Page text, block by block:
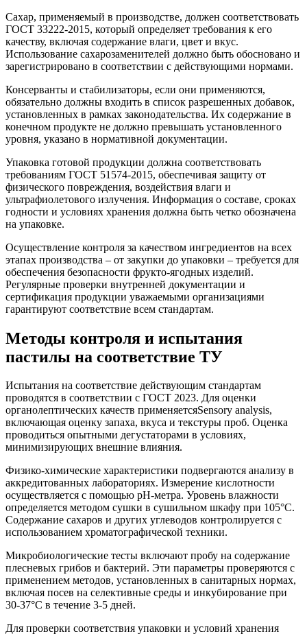
Сахар, применяемый в производстве, должен соответствовать
ГОСТ 33222-2015, который определяет требования к его
качеству, включая содержание влаги, цвет и вкус.
Использование сахарозаменителей должно быть обосновано и
зарегистрировано в соответствии с действующими нормами.
Консерванты и стабилизаторы, если они применяются,
обязательно должны входить в список разрешенных добавок,
установленных в рамках законодательства. Их содержание в
конечном продукте не должно превышать установленного
уровня, указано в нормативной документации.
Упаковка готовой продукции должна соответствовать
требованиям ГОСТ 51574-2015, обеспечивая защиту от
физического повреждения, воздействия влаги и
ультрафиолетового излучения. Информация о составе, сроках
годности и условиях хранения должна быть четко обозначена
на упаковке.
Осуществление контроля за качеством ингредиентов на всех
этапах производства – от закупки до упаковки – требуется для
обеспечения безопасности фрукто-ягодных изделий.
Регулярные проверки внутренней документации и
сертификация продукции уважаемыми организациями
гарантируют соответствие всем стандартам.
Методы контроля и испытания
пастилы на соответствие ТУ
Испытания на соответствие действующим стандартам
проводятся в соответствии с ГОСТ 2023. Для оценки
органолептических качеств применяетсяSensory analysis,
включающая оценку запаха, вкуса и текстуры проб. Оценка
проводиться опытными дегустаторами в условиях,
минимизирующих внешние влияния.
Физико-химические характеристики подвергаются анализу в
аккредитованных лабораториях. Измерение кислотности
осуществляется с помощью pH-метра. Уровень влажности
определяется методом сушки в сушильном шкафу при 105°C.
Содержание сахаров и других углеводов контролируется с
использованием хроматографической техники.
Микробиологические тесты включают пробу на содержание
плесневых грибов и бактерий. Эти параметры проверяются с
применением методов, установленных в санитарных нормах,
включая посев на селективные среды и инкубирование при
30-37°C в течение 3-5 дней.
Для проверки соответствия упаковки и условий хранения